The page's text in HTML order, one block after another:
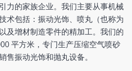
力的家族企业。我们主要从事机械
术包括：振动光饰、喷丸（也称为
及增材制造零件的精加工。我们的
平方米，专门生产压缩空气喷砂
售振动光饰和抛丸设备。